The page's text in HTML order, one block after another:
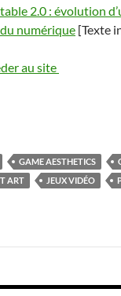
2.0 : évolution
du numérique [Texte
au site
GAME AESTHETICS
ART JEUX VIDÉO